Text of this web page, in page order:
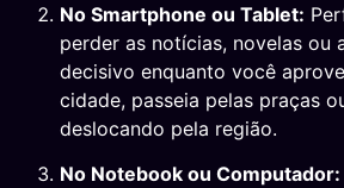
No Smartphone ou Tablet:
perder as notícias, novelas ou
decisivo enquanto você
cidade, passeia pelas praças
deslocando pela região.
No Notebook ou Computador: